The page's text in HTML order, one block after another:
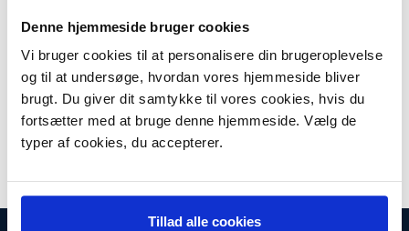
Denne hjemmeside bruger cookies
Vi bruger cookies til at personalisere din brugeroplevelse
og til at undersøge, hvordan vores hjemmeside bliver
brugt. Du giver dit samtykke til vores cookies, hvis du
fortsætter med at bruge denne hjemmeside. Vælg de
typer af cookies, du accepterer.
Tillad alle cookies
10 stk. Støvsugerposer til Easy Clean Compact III
Passer til:
Compact III
Indhold:
10 stk. støvsugerposer